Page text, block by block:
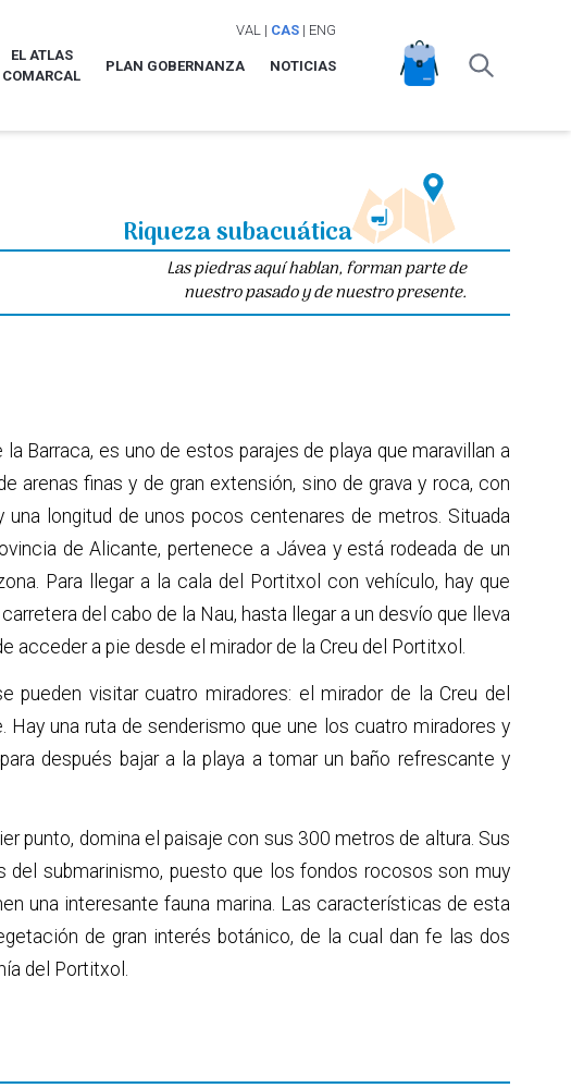
VAL | CAS| ENG
EL ATLAS
COMARCAL
PLAN GOBERNANZA NOTICIAS
Riqueza subacuática
Las piedras aquí hablan, forman parte de
nuestro pasado y de nuestro presente.
Barraca, es uno de estos parajes de playa que maravillan a
arenas finas y de gran extensión, sino de grava y roca, con
longitud de unos pocos centenares de metros. Situada
de Alicante, pertenece a Jávea y está rodeada de un
Para llegar a la cala del Portitxol con vehículo, hay que
del cabo de la Nau, hasta llegar a un desvío que lleva
acceder a pie desde el mirador de la Creu del Portitxol.
visitar cuatro miradores: el mirador de la Creu del
Hay una ruta de senderismo que une los cuatro miradores y
después bajar a la playa a tomar un baño refrescante y
punto, domina el paisaje con sus 300 metros de altura. Sus
del submarinismo, puesto que los fondos rocosos son muy
una interesante fauna marina. Las características de esta
de gran interés botánico, de la cual dan fe las dos
del Portitxol.